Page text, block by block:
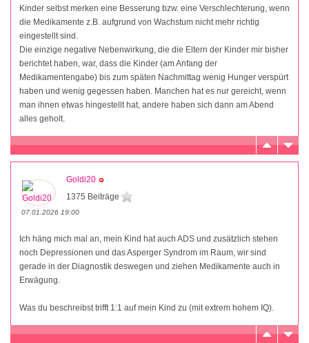
Kinder selbst merken eine Besserung bzw. eine Verschlechterung, wenn
die Medikamente z.B. aufgrund von Wachstum nicht mehr richtig
eingestellt sind.
Die einzige negative Nebenwirkung, die die Eltern der Kinder mir bisher
berichtet haben, war, dass die Kinder (am Anfang der
Medikamentengabe) bis zum späten Nachmittag wenig Hunger verspürt
haben und wenig gegessen haben. Manchen hat es nur gereicht, wenn
man ihnen etwas hingestellt hat, andere haben sich dann am Abend
alles geholt.
Goldi20
1375 Beiträge
07.01.2026 19:00
Ich häng mich mal an, mein Kind hat auch ADS und zusätzlich stehen
noch Depressionen und das Asperger Syndrom im Raum, wir sind
gerade in der Diagnostik deswegen und ziehen Medikamente auch in
Erwägung.
Was du beschreibst trifft 1:1 auf mein Kind zu (mit extrem hohem IQ).